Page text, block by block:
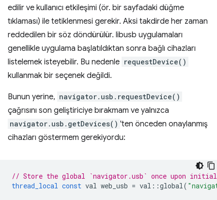
edilir ve kullanıcı etkileşimi (ör. bir sayfadaki düğme
tıklaması) ile tetiklenmesi gerekir. Aksi takdirde her zaman
reddedilen bir söz döndürülür. libusb uygulamaları
genellikle uygulama başlatıldıktan sonra bağlı cihazları
listelemek isteyebilir. Bu nedenle requestDevice()
kullanmak bir seçenek değildi.
Bunun yerine, navigator.usb.requestDevice()
çağrısını son geliştiriciye bırakmam ve yalnızca
navigator.usb.getDevices() 'ten önceden onaylanmış
cihazları göstermem gerekiyordu:
// Store the global `navigator.usb` once upon
thread_local const val web_usb = val ::global(